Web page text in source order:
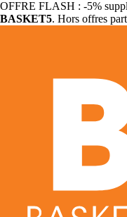
OFFRE FLASH : -5%
BASKET5. Hors offres